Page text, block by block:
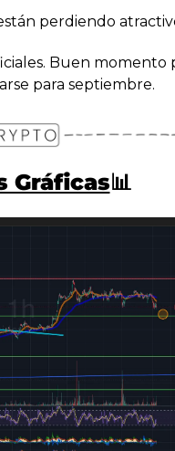
perdiendo
Buen momento
para septiembre.
Gráficas📊